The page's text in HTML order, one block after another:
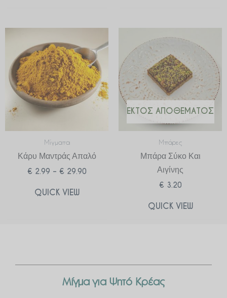
Μίγματα
Κάρυ Μαντράς Απαλό
€ 2.99 – € 29.90
range:
€ 2.99
through
€ 29.90
QUICK VIEW
ΕΚΤΌΣ ΑΠΟΘΈΜΑΤΟΣ
Μπάρες
Μπάρα Σύκο Και
Αιγίνης
€ 3.20
QUICK VIEW
Μίγμα για Ψητό Κρέας